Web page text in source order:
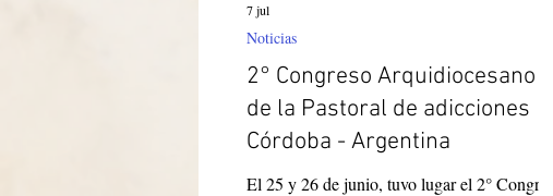
2° Congreso Arquidiocesano
de la Pastoral de adicciones
Córdoba - Argentina
El 25 y 26 de junio, tuvo lugar el 2° Congreso
Noticias
7 jul